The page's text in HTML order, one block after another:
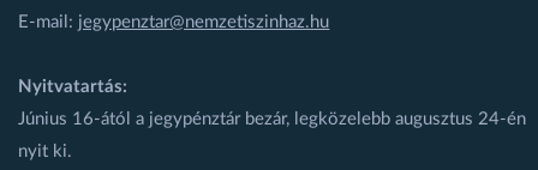
E-mail: jegypenztar@nemzetiszinhaz.hu
Nyitvatartás:
Június 16-ától a jegypénztár bezár, legközelebb augusztus 24-én
nyit ki.